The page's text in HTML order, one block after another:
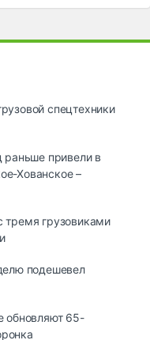
спецтехники
раньше привели в
Хованское –
тремя грузовиками
подешевел
обновляют 65-